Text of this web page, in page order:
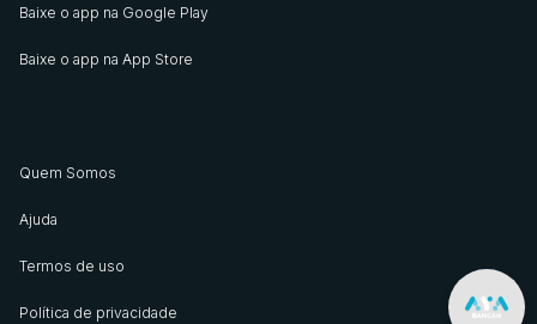
Baixe o app na Google Play
Baixe o app na App Store
Quem Somos
Ajuda
Termos de uso
Política de privacidade